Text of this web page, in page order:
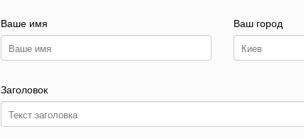
Ваше имя Ваш город
Заголовок